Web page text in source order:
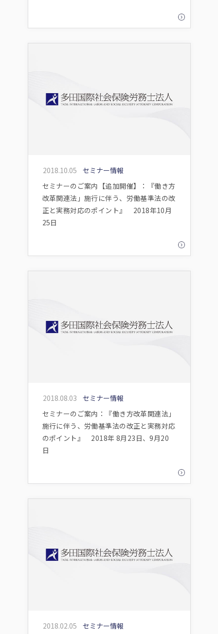
2018.10.05
セミナー情報
セミナーのご案内【追加開催】：『働き方
改革関連法」施行に伴う、労働基準法の改
正と実務対応のポイント』 2018年10月
25日
2018.08.03
セミナー情報
セミナーのご案内：『働き方改革関連法」
施行に伴う、労働基準法の改正と実務対応
のポイント』 2018年 8月23日、9月20
日
2018.02.05
セミナー情報